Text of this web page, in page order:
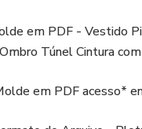
em PDF - Vestido
Túnel Cintura
em PDF acesso*